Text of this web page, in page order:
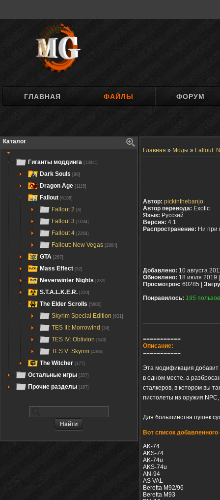
ГЛАВНАЯ ФАЙЛЫ ФОРУМ
Каталог
Гиганты моддинга [13941]
Dark Souls [90]
Dragon Age [1115]
Fallout [6188]
Fallout 2 [6]
Fallout 3 [1034]
Fallout 4 [2264]
Fallout: New Vegas [2884]
GTA [267]
Mass Effect [52]
Neverwinter Nights [232]
S.T.A.L.K.E.R. [220]
The Elder Scrolls [5600]
Skyrim Special Edition [631]
TES III: Morrowind [34]
TES IV: Oblivion [549]
TES V: Skyrim [4386]
The Witcher [177]
Остальные игры [357]
Прочие разделы [167]
Главная » Моды » Fallout:
Автор: pickinthebanjo
Автор перевода: Exotic
Язык: Русский
Версия: 4.1
Распространение: Ни при
Добавлено: 10 августа
Обновлено: 18 июля 2019
Просмотров: 60285 |
Понравилось: 195
===========
Описание:
===========
Эта модификация добавит
в одном месте, а
сталкеров, в котором вы
пистолеты из оружия
Для большинства пушек
Вот список
AK-74
AKS-74
AK-74u
AKS-74u
AN-94
AS VAL
Beretta M92/96
Beretta M93